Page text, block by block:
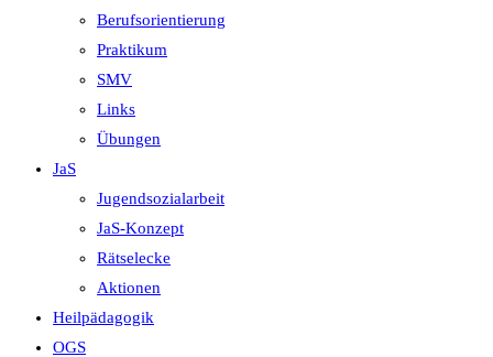
Berufsorientierung
Praktikum
SMV
Links
Übungen
JaS
Jugendsozialarbeit
JaS-Konzept
Rätselecke
Aktionen
Heilpädagogik
OGS